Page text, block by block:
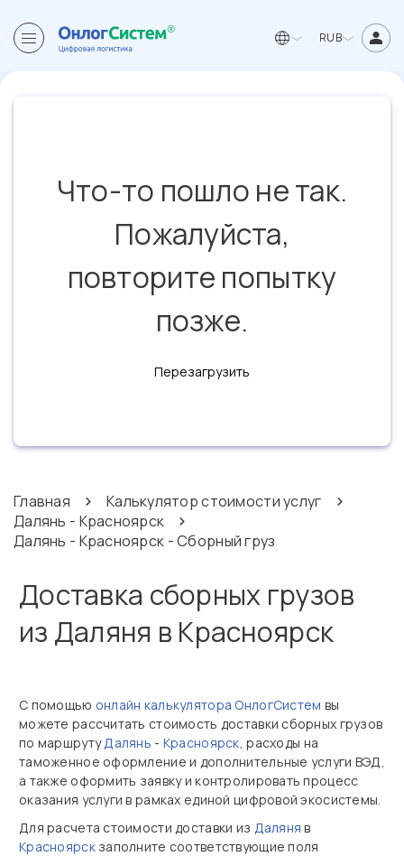
RUB
Что-то пошло не так.
Пожалуйста,
повторите попытку
позже.
Перезагрузить
Главная
Калькулятор стоимости услуг
Далянь - Красноярск
Далянь - Красноярск - Сборный груз
Доставка сборных грузов
из Даляня в Красноярск
С помощью онлайн калькулятора ОнлогСистем вы
можете рассчитать стоимость доставки сборных грузов
по маршрутуДалянь - Красноярск, расходы на
таможенное оформление и дополнительные услуги ВЭД,
а также оформить заявку и контролировать процесс
оказания услуги в рамках единой цифровой экосистемы.
Для расчета стоимости доставки из Даляня в
Красноярскзаполните соответствующие поля